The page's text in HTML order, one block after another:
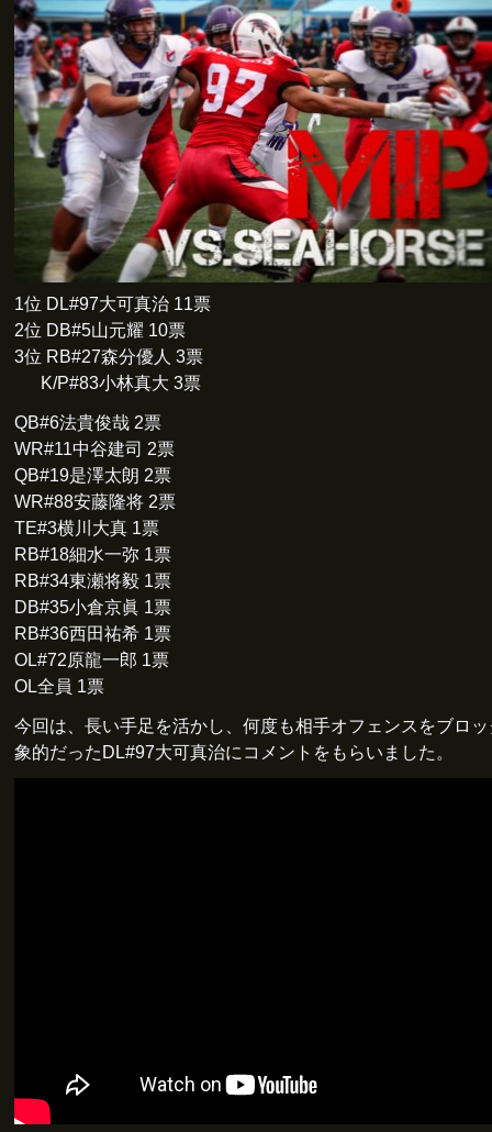
1位 DL#97大可真治 11票
2位 DB#5山元耀 10票
3位 RB#27森分優人 3票
K/P#83小林真大 3票
QB#6法貴俊哉 2票
WR#11中谷建司 2票
QB#19是澤太朗 2票
WR#88安藤隆将 2票
TE#3横川大真 1票
RB#18細水一弥 1票
RB#34東瀬将毅 1票
DB#35小倉京眞 1票
RB#36西田祐希 1票
OL#72原龍一郎 1票
OL全員 1票
今回は、長い手足を活かし、何度も相手オフェンスをブロ
象的だったDL#97大可真治にコメントをもらいました。